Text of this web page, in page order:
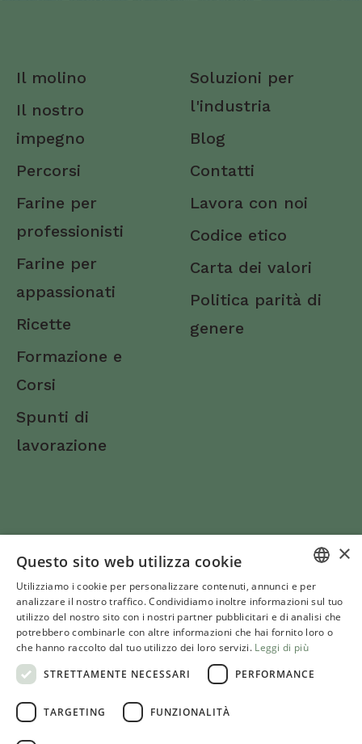
Cosenza
Cremona
Crotone
Cuneo
Enna
Fermo
Ferrara
Forlì-Cesena
Frosinone
Genova
Gorizia
Grosseto
Imperia
Il molino
Il nostro
impegno
Percorsi
Farine per
professionisti
Farine per
appassionati
Ricette
Formazione e
Corsi
Spunti di
lavorazione
Soluzioni per
l'industria
Blog
Contatti
Lavora con noi
Codice etico
Carta dei valori
Politica parità di
genere
© Molino Rachello Srl S.B.
Via Everardo 45, 31056, Roncade (Treviso), Tel. +39 0422
823364, p.iva 00190600262
Mappa del sito
ITALIAN
ENGLISH
×
Questo sito web utilizza cookie
Utilizziamo i cookie per personalizzare contenuti, annunci e per
analizzare il nostro traffico. Condividiamo inoltre informazioni sul tuo
utilizzo del nostro sito con i nostri partner pubblicitari e di analisi che
potrebbero combinarle con altre informazioni che hai fornito loro o
che hanno raccolto dal tuo utilizzo dei loro servizi. Leggi di più
STRETTAMENTE NECESSARI
PERFORMANCE
TARGETING FUNZIONALITÀ